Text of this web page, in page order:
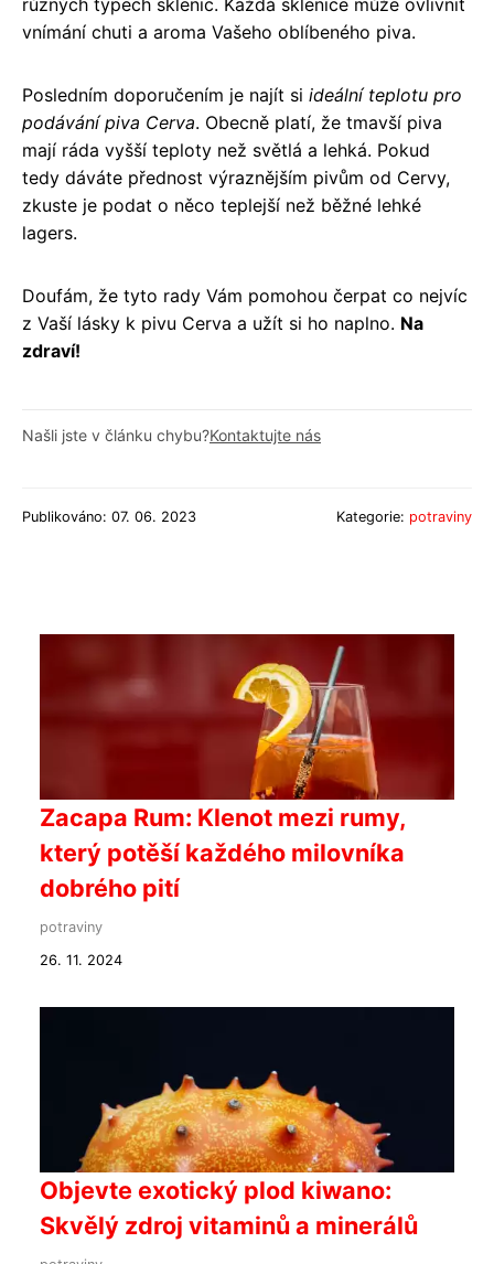
vnímání chuti a aroma Vašeho oblíbeného piva.
Posledním doporučením je najít si ideální teplotu pro
podávání piva Cerva. Obecně platí, že tmavší piva
mají ráda vyšší teploty než světlá a lehká. Pokud
tedy dáváte přednost výraznějším pivům od Cervy,
zkuste je podat o něco teplejší než běžné lehké
lagers.
Doufám, že tyto rady Vám pomohou čerpat co nejvíc
z Vaší lásky k pivu Cerva a užít si ho naplno. Na
zdraví!
Našli jste v článku chybu?Kontaktujte nás
Publikováno: 07. 06. 2023 Kategorie: potraviny
Zacapa Rum: Klenot mezi rumy,
který potěší každého milovníka
dobrého pití
potraviny
26. 11. 2024
Objevte exotický plod kiwano:
Skvělý zdroj vitaminů a minerálů